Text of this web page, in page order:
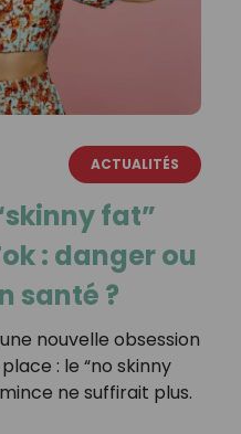
ACTUALITÉS
fat”
: danger ou
santé ?
nouvelle obsession
: le “no skinny
ne suffirait plus.